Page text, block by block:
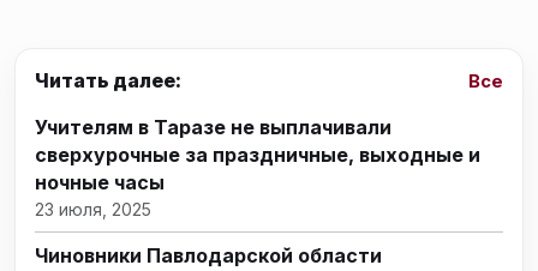
Читать далее: Все
Учителям в Таразе не выплачивали
сверхурочные за праздничные, выходные и
ночные часы
23 июля, 2025
Чиновники Павлодарской области